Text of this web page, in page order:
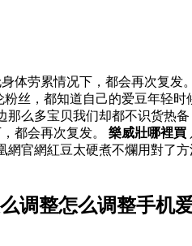
体劳累情况下，都会再次复
丝，都知道自己的爱豆年轻
那么多宝贝我们却都不识货热备
都会再次复发。 樂威壯哪裡買
網官網紅豆太硬煮不爛用對了
调整怎么调整手机